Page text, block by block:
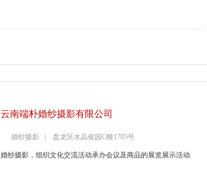
云南端朴婚纱摄影有限公司
婚纱摄影 | 盘龙区水晶俊园C幢1705号
婚纱摄影，组织文化交流活动承办会议及商品的展览展示活动